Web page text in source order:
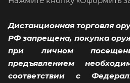
Дистанционная торговля
РФ запрещена, покупка
при личном
предъявлением
соответствии с